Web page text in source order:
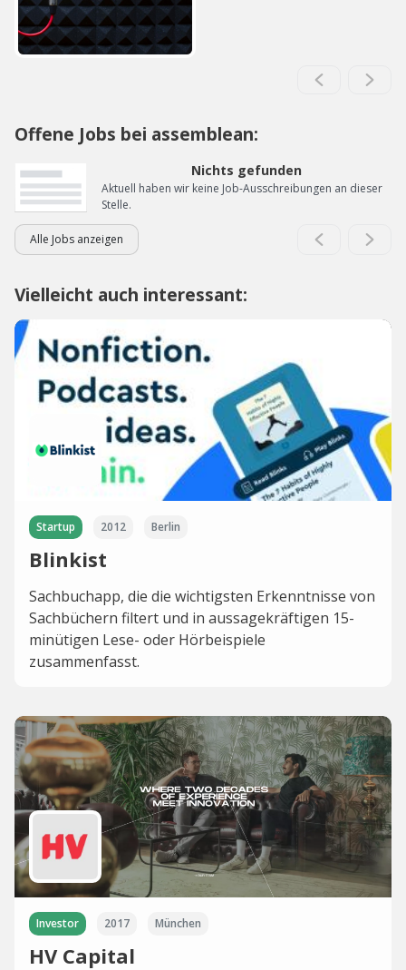
Offene Jobs bei assemblean:
Nichts gefunden
Aktuell haben wir keine Job-Ausschreibungen an dieser
Stelle.
Alle Jobs anzeigen
Vielleicht auch interessant:
Startup 2012 Berlin
Blinkist
Sachbuchapp, die die wichtigsten Erkenntnisse von
Sachbüchern filtert und in aussagekräftigen 15-
minütigen Lese- oder Hörbeispiele
zusammenfasst.
Investor 2017 München
HV Capital